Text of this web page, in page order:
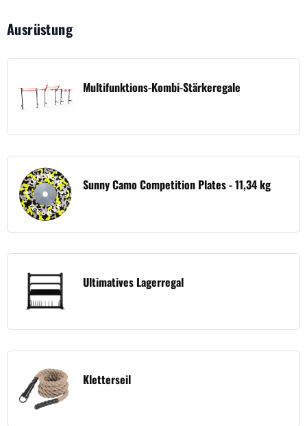
Ausrüstung
Multifunktions-Kombi-Stärkeregale
Sunny Camo Competition Plates - 11,34 kg
Ultimatives Lagerregal
Kletterseil